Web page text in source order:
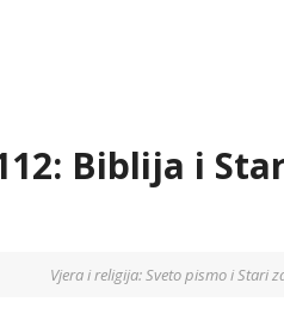
Biblija i
Vjera i religija: Sveto pismo i Stari